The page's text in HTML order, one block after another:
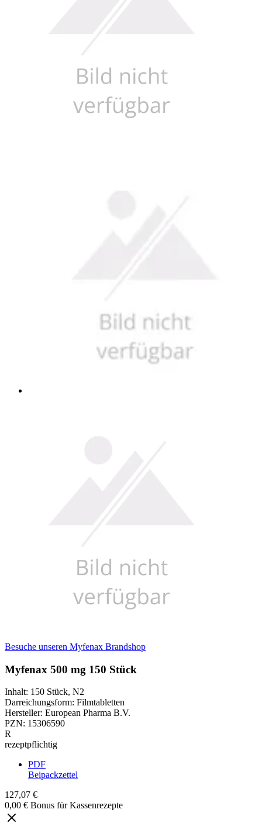
Besuche unseren Myfenax Brandshop
Myfenax 500 mg 150 Stück
Inhalt: 150 Stück, N2
Darreichungsform: Filmtabletten
Hersteller: European Pharma B.V.
PZN: 15306590
R
rezeptpflichtig
PDF
Beipackzettel
127,07 €
0,00 € Bonus für Kassenrezepte